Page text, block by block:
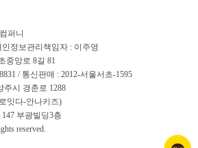
퍼니
정보관리책임자 : 이주영
중앙로 8길 81
/ 통신판매 : 2012-서울서초-1595
주시 경춘로 1288
잇다-안나키즈)
부광빌딩3층
reserved.